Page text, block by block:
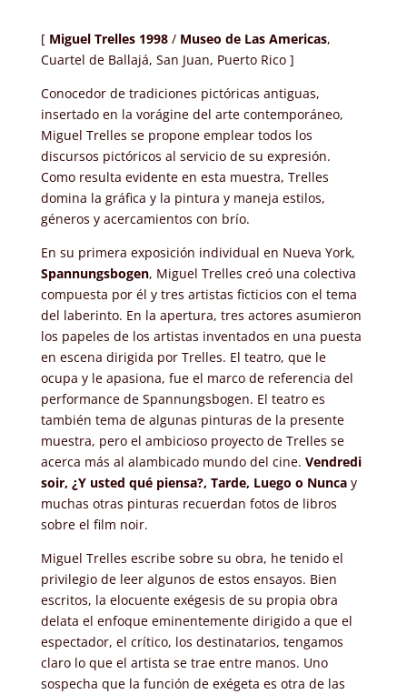
[Miguel Trelles 1998/ Museo de Las Americas,
Cuartel de Ballajá, San Juan, Puerto Rico ]
Conocedor de tradiciones pictóricas antiguas,
insertado en la vorágine del arte contemporáneo,
Miguel Trelles se propone emplear todos los
discursos pictóricos al servicio de su expresión.
Como resulta evidente en esta muestra, Trelles
domina la gráfica y la pintura y maneja estilos,
géneros y acercamientos con brío.
En su primera exposición individual en Nueva York,
Spannungsbogen, Miguel Trelles creó una colectiva
compuesta por él y tres artistas ficticios con el tema
del laberinto. En la apertura, tres actores asumieron
los papeles de los artistas inventados en una puesta
en escena dirigida por Trelles. El teatro, que le
ocupa y le apasiona, fue el marco de referencia del
performance de Spannungsbogen. El teatro es
también tema de algunas pinturas de la presente
muestra, pero el ambicioso proyecto de Trelles se
acerca más al alambicado mundo del cine. Vendredi
soir, ¿Y usted qué piensa?, Tarde, Luego o Nuncay
muchas otras pinturas recuerdan fotos de libros
sobre el film noir.
Miguel Trelles escribe sobre su obra, he tenido el
privilegio de leer algunos de estos ensayos. Bien
escritos, la elocuente exégesis de su propia obra
delata el enfoque eminentemente dirigido a que el
espectador, el crítico, los destinatarios, tengamos
claro lo que el artista se trae entre manos. Uno
sospecha que la función de exégeta es otra de las